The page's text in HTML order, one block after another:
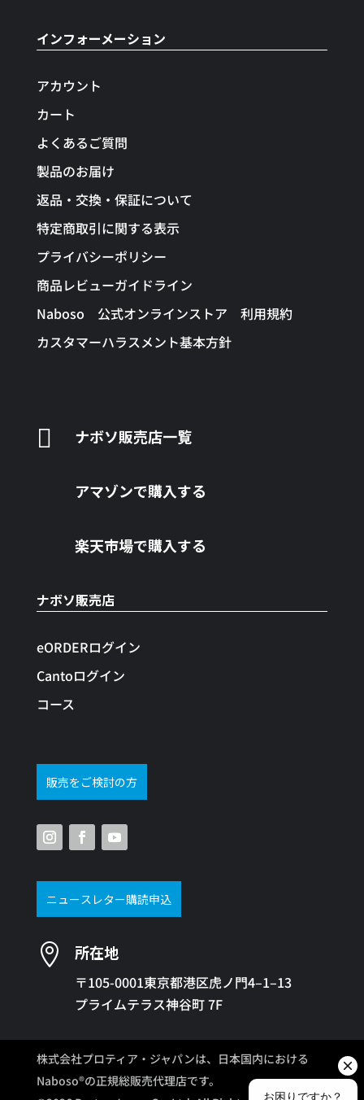
インフォーメーション
アカウント
カート
よくあるご質問
製品のお届け
返品・交換・保証について
特定商取引に関する表示
プライバシーポリシー
商品レビューガイドライン
Naboso 公式オンラインストア 利用規約
カスタマーハラスメント基本方針
 ナボソ販売店一覧
アマゾンで購入する
楽天市場で購入する
ナボソ販売店
eORDERログイン
Cantoログイン
コース
販売をご検討の方
ニュースレター購読申込
 所在地
〒105-0001東京都港区虎ノ門4–1–13
プライムテラス神谷町 7F
株式会社プロティア・ジャパンは、日本国内における
Naboso®の正規総販売代理店です。